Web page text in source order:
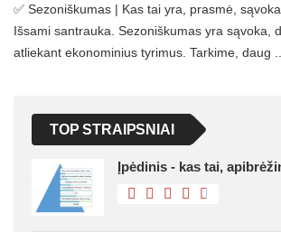
✅ Sezoniškumas | Kas tai yra, prasmė,
Išsami santrauka. Sezoniškumas yra sąvoka,
atliekant ekonominius tyrimus. Tarkime, daug
TOP STRAIPSNIAI
Įpėdinis - kas tai,